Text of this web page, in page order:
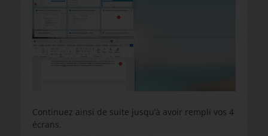
Continuez ainsi de suite jusqu’à avoir rempli vos 4
écrans.